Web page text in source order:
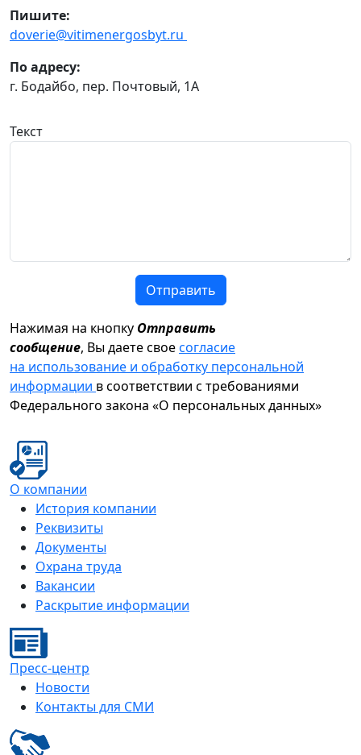
Пишите:
doverie@vitimenergosbyt.ru
По адресу:
г. Бодайбо, пер. Почтовый, 1А
Текст
Отправить
Нажимая на кнопку Отправить
сообщение, Вы даете своесогласие
на использование и обработку персональной
информации в соответствии с требованиями
Федерального закона «О персональных данных»
О компании
История компании
Реквизиты
Документы
Охрана труда
Вакансии
Раскрытие информации
Пресс-центр
Новости
Контакты для СМИ